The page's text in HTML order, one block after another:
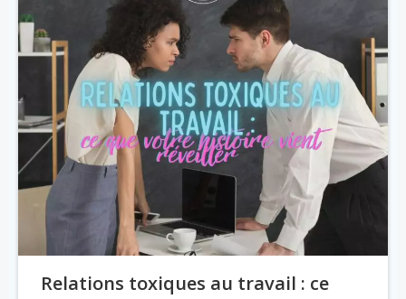
Relations toxiques au travail : ce